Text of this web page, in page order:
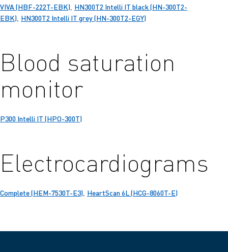
VIVA (HBF-222T-EBK), HN300T2 Intelli IT black (HN-300T2-
EBK), HN300T2 Intelli IT grey (HN-300T2-EGY)
Blood saturation
monitor
P300 Intelli IT (HPO-300T)
Electrocardiograms
Complete (HEM-7530T-E3), HeartScan 6L (HCG-8060T-E)